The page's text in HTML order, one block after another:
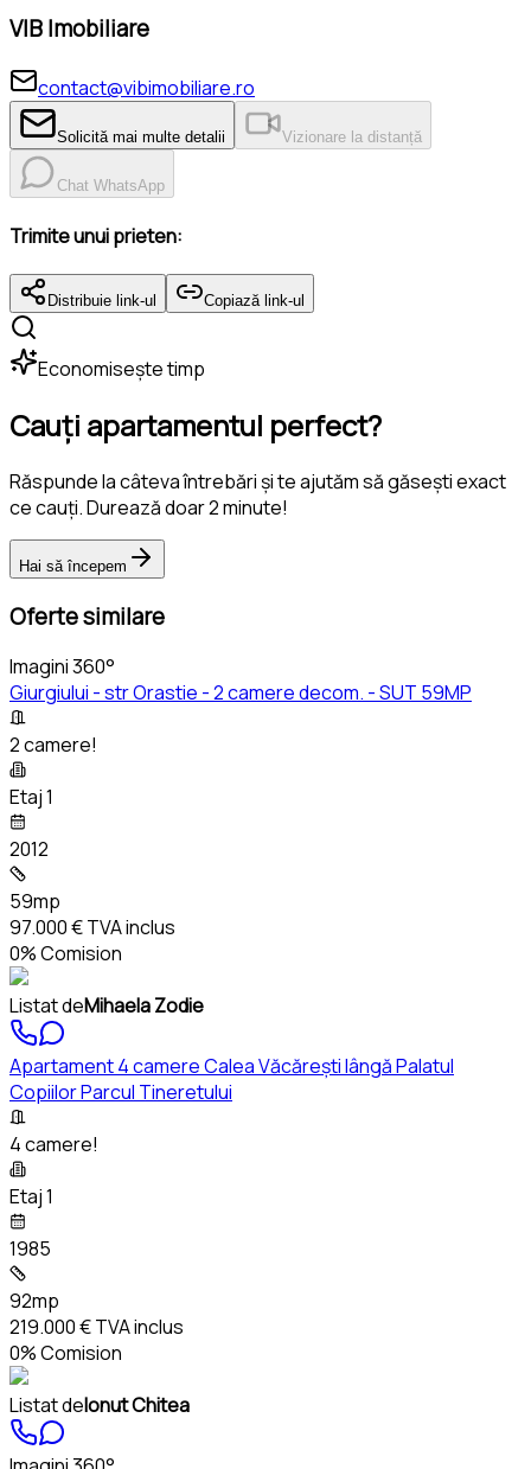
VIB Imobiliare
contact@vibimobiliare.ro
Solicită mai multe detalii Vizionare la distanță
Chat WhatsApp
Trimite unui prieten:
Distribuie link-ul Copiază link-ul
Economisește timp
Cauți apartamentul perfect?
Răspunde la câteva întrebări și te ajutăm să găsești exact
ce cauți. Durează doar 2 minute!
Hai să începem
Oferte similare
Imagini 360°
Giurgiului - str Orastie - 2 camere decom. - SUT 59MP
2 camere!
Etaj 1
2012
59mp
97.000 €TVA inclus
0% Comision
Listat deMihaela Zodie
Apartament 4 camere Calea Văcărești lângă Palatul
Copiilor Parcul Tineretului
4 camere!
Etaj 1
1985
92mp
219.000 €TVA inclus
0% Comision
Listat deIonut Chitea